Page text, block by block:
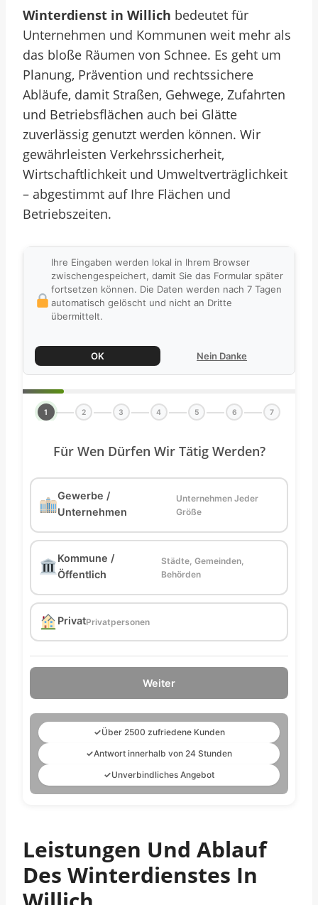
Winterdienst in Willich bedeutet für
Unternehmen und Kommunen weit mehr als
das bloße Räumen von Schnee. Es geht um
Planung, Prävention und rechtssichere
Abläufe, damit Straßen, Gehwege, Zufahrten
und Betriebsflächen auch bei Glätte
zuverlässig genutzt werden können. Wir
gewährleisten Verkehrssicherheit,
Wirtschaftlichkeit und Umweltverträglichkeit
– abgestimmt auf Ihre Flächen und
Betriebszeiten.
Ihre Eingaben werden lokal in Ihrem Browser
zwischengespeichert, damit Sie das Formular später
fortsetzen können. Die Daten werden nach 7 Tagen
automatisch gelöscht und nicht an Dritte
übermittelt.
OK Nein Danke
1 2 3 4 5 6 7
Für Wen Dürfen Wir Tätig Werden?
Gewerbe /
Unternehmen
Unternehmen Jeder
Größe
Kommune /
Öffentlich
Städte, Gemeinden,
Behörden
PrivatPrivatpersonen
Weiter
✓Über 2500 zufriedene Kunden
✓Antwort innerhalb von 24 Stunden
✓Unverbindliches Angebot
Leistungen Und Ablauf
Des Winterdienstes In